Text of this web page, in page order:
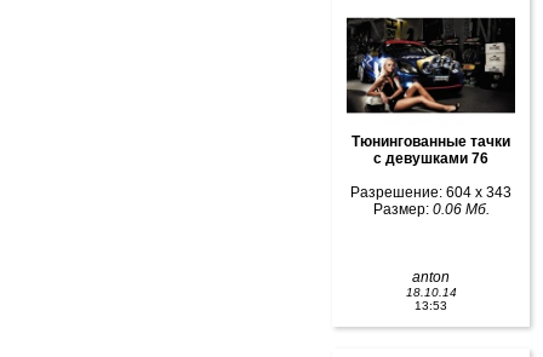
Тюнингованные тачки
с девушками 76
Разрешение: 604 x 343
Размер: 0.06 Мб.
anton
18.10.14
13:53